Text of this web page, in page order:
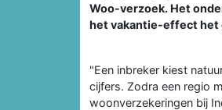
Woo-verzoek. Het
het vakantie-effect het
"Een inbreker kiest
cijfers. Zodra een regio
woonverzekeringen bij